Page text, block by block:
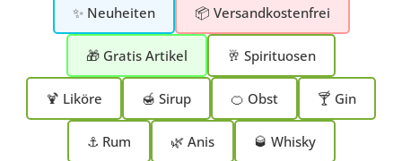
✨ Neuheiten 📦 Versandkostenfrei
🎁 Gratis Artikel 🥂 Spirituosen
🍹 Liköre 🍯 Sirup 🍊 Obst 🍸 Gin
⚓ Rum 🌿 Anis 🥃 Whisky